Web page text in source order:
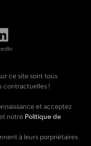
ce site sont tous
contractuelles !
et acceptez
notre Politique de
à leurs porpriétaires